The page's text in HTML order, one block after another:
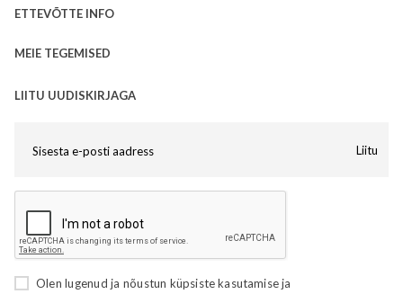
ETTEVÕTTE INFO
MEIE TEGEMISED
LIITU UUDISKIRJAGA
Liitu
Olen lugenud ja nõustun küpsiste kasutamiseja